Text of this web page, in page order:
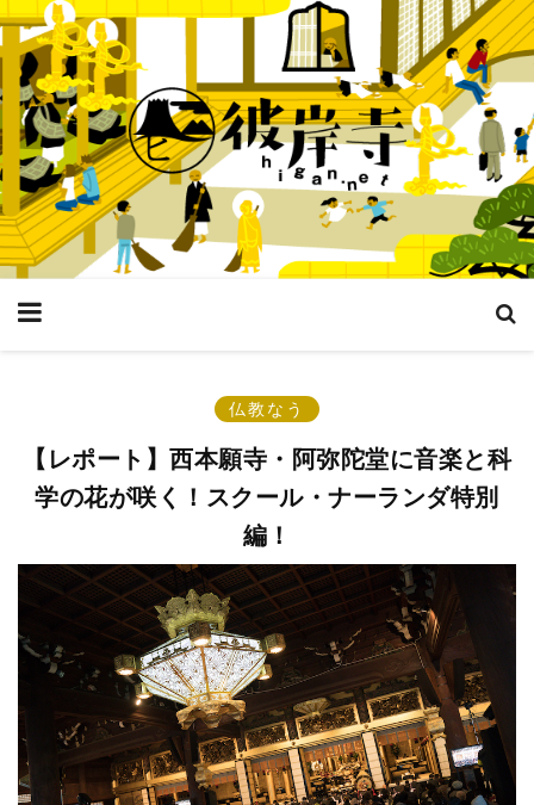
仏教なう
【レポート】西本願寺・阿弥陀堂に音楽と科
学の花が咲く！スクール・ナーランダ特別
編！